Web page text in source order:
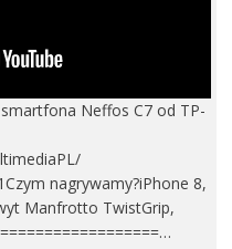
Neffos C7 od TP-
nagrywamy?iPhone 8,
Manfrotto TwistGrip,